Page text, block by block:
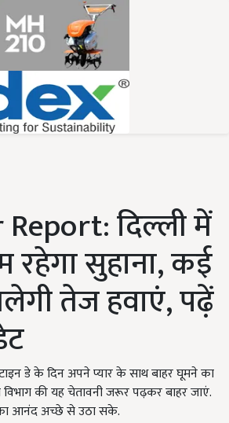
दिल्ली में
सुहाना, कई
तेज हवाएं, पढ़ें
डे के दिन अपने प्यार के साथ बाहर घूमने का
विभाग की यह चेतावनी जरूर पढ़कर बाहर जाएं.
आनंद अच्छे से उठा सके.